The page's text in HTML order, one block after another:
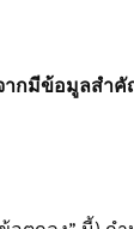
ากมีข้อมูลสำ